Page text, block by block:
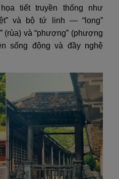
tiết truyền thống như
và bộ tứ linh — “long”
(rùa) và “phượng” (phượng
sống động và đầy nghệ